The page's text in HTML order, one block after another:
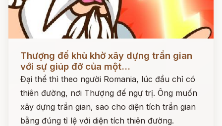
Thượng đế khù khờ xây dựng trần gian
với sự giúp đỡ của một...
Đại thể thì theo người Romania, lúc đầu chỉ có
thiên đường, nơi Thượng đế ngự trị. Ông muốn
xây dựng trần gian, sao cho diện tích trần gian
bằng đúng tỉ lệ với diện tích thiên đường.